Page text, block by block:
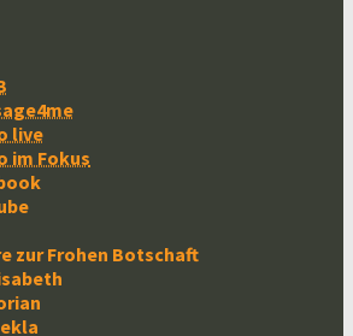
live
im Fokus
zur Frohen Botschaft